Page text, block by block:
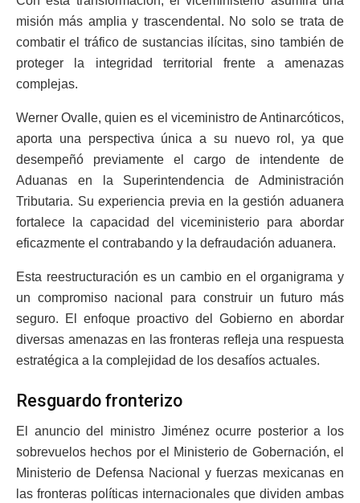
misión más amplia y trascendental. No solo se trata de
combatir el tráfico de sustancias ilícitas, sino también de
proteger la integridad territorial frente a amenazas
complejas.
Werner Ovalle, quien es el viceministro de Antinarcóticos,
aporta una perspectiva única a su nuevo rol, ya que
desempeñó previamente el cargo de intendente de
Aduanas en la Superintendencia de Administración
Tributaria. Su experiencia previa en la gestión aduanera
fortalece la capacidad del viceministerio para abordar
eficazmente el contrabando y la defraudación aduanera.
Esta reestructuración es un cambio en el organigrama y
un compromiso nacional para construir un futuro más
seguro. El enfoque proactivo del Gobierno en abordar
diversas amenazas en las fronteras refleja una respuesta
estratégica a la complejidad de los desafíos actuales.
Resguardo fronterizo
El anuncio del ministro Jiménez ocurre posterior a los
sobrevuelos hechos por el Ministerio de Gobernación, el
Ministerio de Defensa Nacional y fuerzas mexicanas en
las fronteras políticas internacionales que dividen ambas